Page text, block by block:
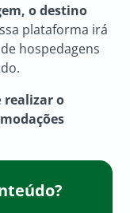
o destino
plataforma irá
hospedagens
realizar o